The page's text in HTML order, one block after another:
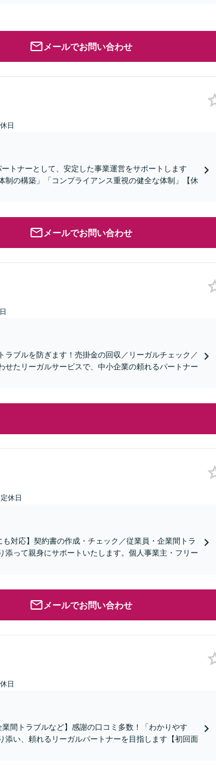
メールでお問い合わせ
日
トナーとして、安定した事業運営をサポートします
制の構築」「コンプライアンス重視の健全な体制」【休
メールでお問い合わせ
ラブルを防ぎます！売掛金の回収／リーガルチェック／
たリーガルサービスで、中小企業の頼れるパートナー
休日
対応】契約書の作成・チェック／従業員・企業間トラ
って親身にサポートいたします。個人事業主・フリー
メールでお問い合わせ
日
間トラブルなど】感謝の口コミ多数！「わかりやす
添い、頼れるリーガルパートナーを目指します【初回面